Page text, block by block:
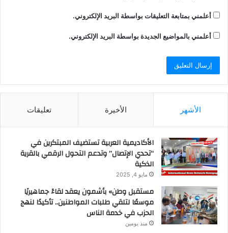
أعلمني بمتابعة التعليقات بواسطة البريد الإلكتروني.
أعلمني بالمواضيع الجديدة بواسطة البريد الإلكتروني.
الأشهر الأخيرة تعليقات
الأكاديمية العربية تستضيف المبتكرين في
“تحدي الإتصال” وتدعم التحول الرقمي بالقرية
الذكية
مايو 4, 2025
مستقبل وطن» بأشمون يعقد لقاءً جماهيريًا
موسعًا لتلقي طلبات المواطنين.. تأكيدًا لنهج
الحزب في خدمة الناس
منذ يومين